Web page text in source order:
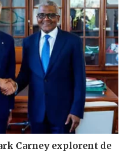
Carney explorent de